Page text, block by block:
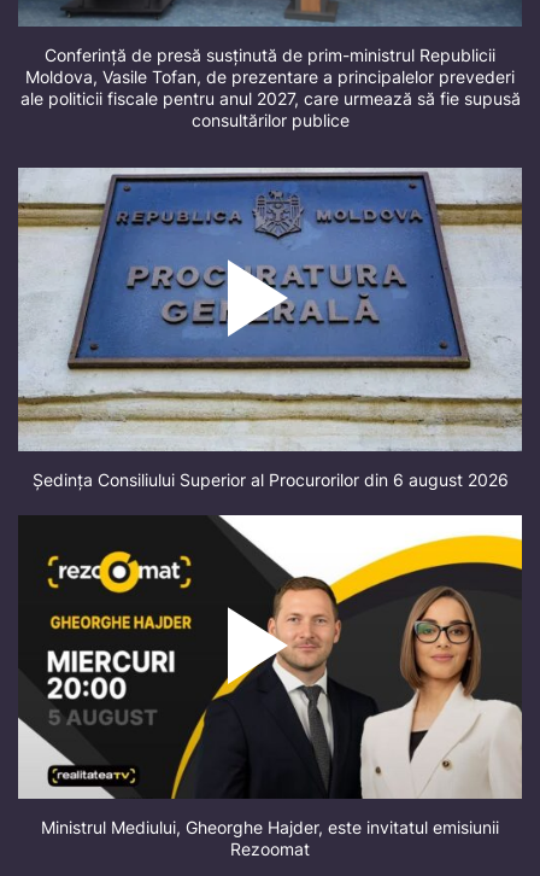
Conferință de presă susținută de prim-ministrul Republicii
Moldova, Vasile Tofan, de prezentare a principalelor prevederi
ale politicii fiscale pentru anul 2027, care urmează să fie supusă
consultărilor publice
Ședința Consiliului Superior al Procurorilor din 6 august 2026
Ministrul Mediului, Gheorghe Hajder, este invitatul emisiunii
Rezoomat